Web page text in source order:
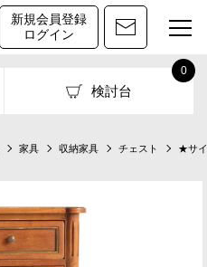
新規会員登録
ログイン
検討台
0
家具 収納家具 チェスト ★サ